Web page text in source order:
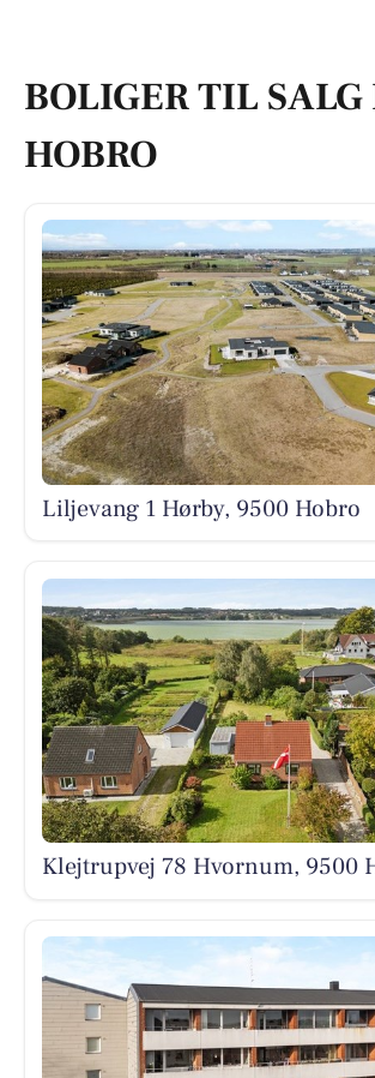
BOLIGER TIL SALG
HOBRO
Liljevang 1 Hørby, 9500 Hobro
Klejtrupvej 78 Hvornum, 9500